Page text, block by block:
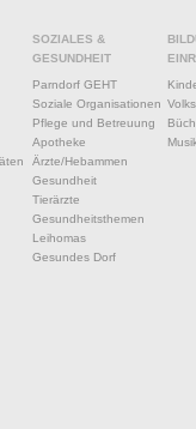
SOZIALES &
GESUNDHEIT
Parndorf GEHT
Soziale Organisationen
Pflege und Betreuung
Apotheke
Ärzte/Hebammen
Gesundheit
Tierärzte
Gesundheitsthemen
Leihomas
Gesundes Dorf